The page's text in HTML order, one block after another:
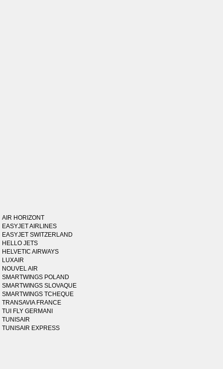
AIR HORIZONT
EASYJET AIRLINES
EASYJET SWITZERLAND
HELLO JETS
HELVETIC AIRWAYS
LUXAIR
NOUVEL AIR
SMARTWINGS POLAND
SMARTWINGS SLOVAQUE
SMARTWINGS TCHEQUE
TRANSAVIA FRANCE
TUI FLY GERMANI
TUNISAIR
TUNISAIR EXPRESS